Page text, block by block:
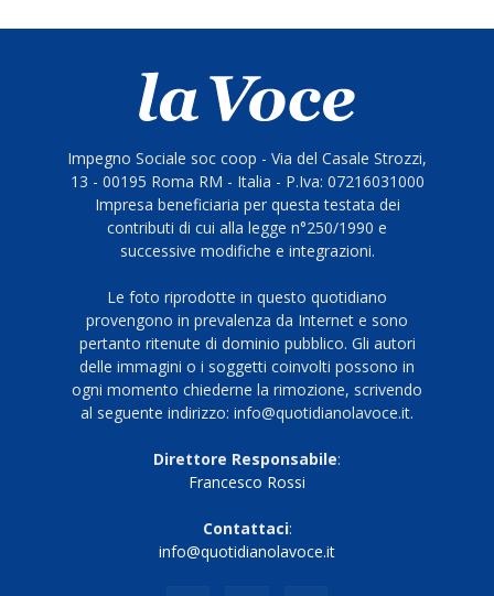
Impegno Sociale soc coop - Via del Casale Strozzi,
13 - 00195 Roma RM - Italia - P.Iva: 07216031000
Impresa beneficiaria per questa testata dei
contributi di cui alla legge n°250/1990 e
successive modifiche e integrazioni.
Le foto riprodotte in questo quotidiano
provengono in prevalenza da Internet e sono
pertanto ritenute di dominio pubblico. Gli autori
delle immagini o i soggetti coinvolti possono in
ogni momento chiederne la rimozione, scrivendo
al seguente indirizzo: info@quotidianolavoce.it.
Direttore Responsabile:
Francesco Rossi
Contattaci:
info@quotidianolavoce.it